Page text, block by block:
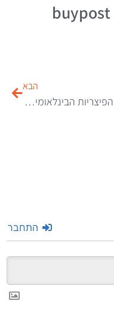
הבא
רשת הפיצריות הבינלאומית המוכרת עם סניפים בפריסה עולמית: הכירו את פאפא ג’ונס
התחבר